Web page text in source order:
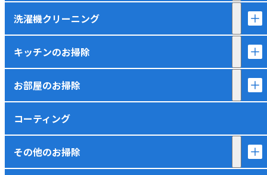
洗濯機クリーニング
キッチンのお掃除
お部屋のお掃除
コーティング
その他のお掃除